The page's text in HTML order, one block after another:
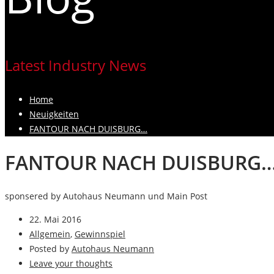
Latest Industry News
Home
Neuigkeiten
FANTOUR NACH DUISBURG…
FANTOUR NACH
sponsered by Autohaus Neumann und Main Post
22. Mai 2016
Allgemein, Gewinnspiel
Posted by Autohaus Neumann
Leave your thoughts